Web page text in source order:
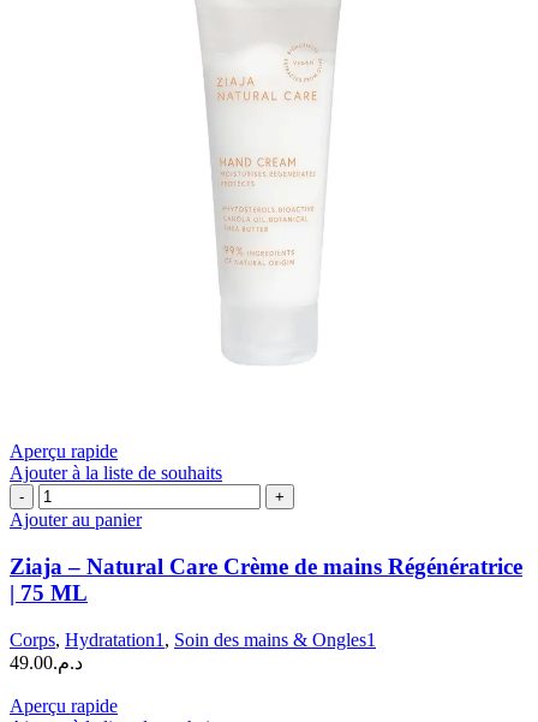
Aperçu rapide
Ajouter à la liste de souhaits
quantité
de
Natural
Care
de
mains
|
Ajouter au panier
Ziaja – Natural Care Crème de mains Régénératrice
| 75 ML
Corps, Hydratation1 , Soin des mains & Ongles1
د.م.49.00
Aperçu rapide